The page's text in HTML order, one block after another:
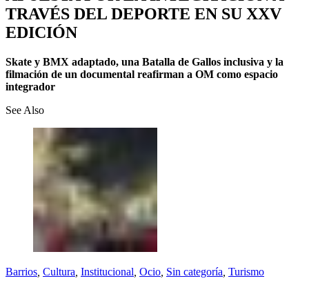
TRAVÉS DEL DEPORTE EN SU XXV
EDICIÓN
Skate y BMX adaptado, una Batalla de Gallos inclusiva y la
filmación de un documental reafirman a OM como espacio
integrador
See Also
Barrios Cultura Institucional Ocio Sin categoría Turismo